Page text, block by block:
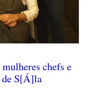
chefs e
de S[Á]la